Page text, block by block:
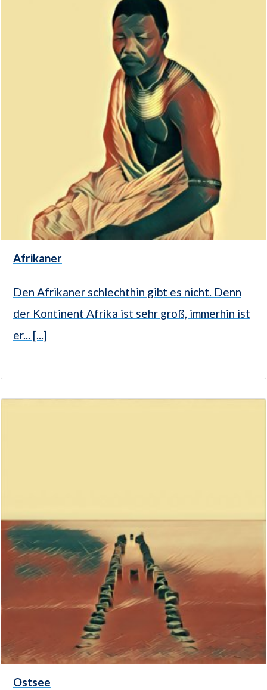
Afrikaner
Den Afrikaner schlechthin gibt es nicht. Denn
der Kontinent Afrika ist sehr groß, immerhin ist
er... [...]
Ostsee